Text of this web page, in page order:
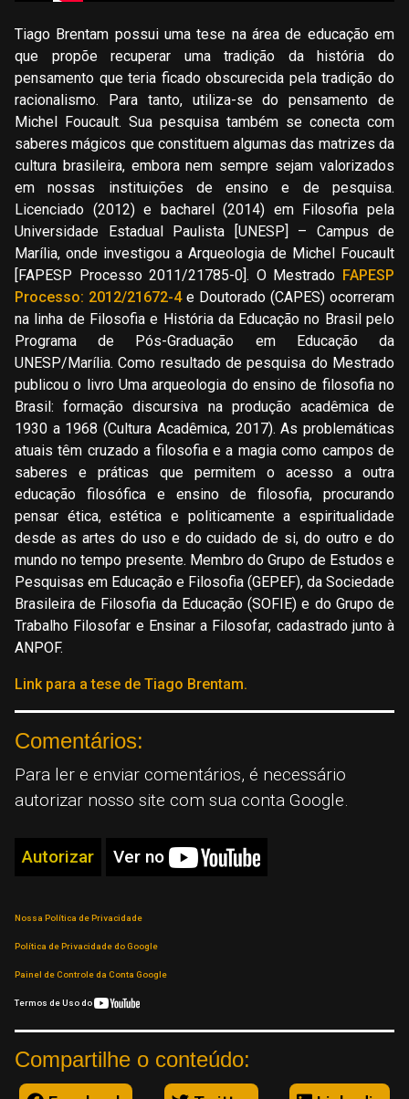
Tiago Brentam possui uma tese na área de educação em
que propõe recuperar uma tradição da história do
pensamento que teria ficado obscurecida pela tradição do
racionalismo. Para tanto, utiliza-se do pensamento de
Michel Foucault. Sua pesquisa também se conecta com
saberes mágicos que constituem algumas das matrizes da
cultura brasileira, embora nem sempre sejam valorizados
em nossas instituições de ensino e de pesquisa.
Licenciado (2012) e bacharel (2014) em Filosofia pela
Universidade Estadual Paulista [UNESP] – Campus de
Marília, onde investigou a Arqueologia de Michel Foucault
[FAPESP Processo 2011/21785-0]. O Mestrado FAPESP
Processo: 2012/21672-4e Doutorado (CAPES) ocorreram
na linha de Filosofia e História da Educação no Brasil pelo
Programa de Pós-Graduação em Educação da
UNESP/Marília. Como resultado de pesquisa do Mestrado
publicou o livro Uma arqueologia do ensino de filosofia no
Brasil: formação discursiva na produção acadêmica de
1930 a 1968 (Cultura Acadêmica, 2017). As problemáticas
atuais têm cruzado a filosofia e a magia como campos de
saberes e práticas que permitem o acesso a outra
educação filosófica e ensino de filosofia, procurando
pensar ética, estética e politicamente a espiritualidade
desde as artes do uso e do cuidado de si, do outro e do
mundo no tempo presente. Membro do Grupo de Estudos e
Pesquisas em Educação e Filosofia (GEPEF), da Sociedade
Brasileira de Filosofia da Educação (SOFIE) e do Grupo de
Trabalho Filosofar e Ensinar a Filosofar, cadastrado junto à
ANPOF.
Link para a tese de Tiago Brentam.
Comentários:
Para ler e enviar comentários, é necessário
autorizar nosso site com sua conta Google.
Autorizar Ver no
Nossa Política de Privacidade
Política de Privacidade do Google
Painel de Controle da Conta Google
Termos de Uso do
Compartilhe o conteúdo: